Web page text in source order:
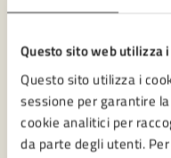
Questo sito web utilizza
Questo sito utilizza i
sessione per garantire
cookie analitici per
da parte degli utenti.
Numero verde
Prenota
Problemi in città
Segnala